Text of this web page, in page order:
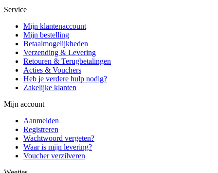
Service
Mijn klantenaccount
Mijn bestelling
Betaalmogelijkheden
Verzending & Levering
Retouren & Terugbetalingen
Acties & Vouchers
Heb je verdere hulp nodig?
Zakelijke klanten
Mijn account
Aanmelden
Registreren
Wachtwoord vergeten?
Waar is mijn levering?
Voucher verzilveren